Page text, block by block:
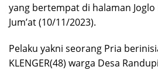
yang bertempat di halaman
Jum’at (10/11/2023).
Pelaku yakni seorang Pria
KLENGER(48) warga Desa